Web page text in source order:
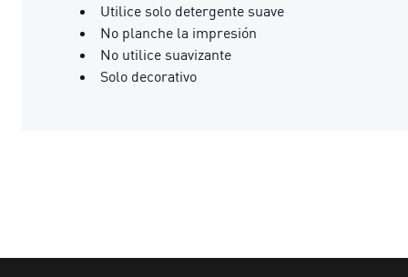
Utilice solo detergente suave
No planche la impresión
No utilice suavizante
Solo decorativo